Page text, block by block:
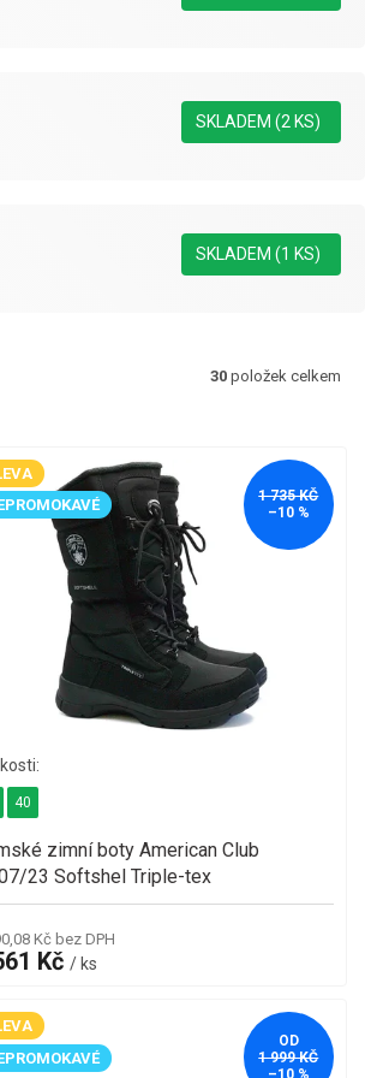
SKLADEM (2 KS)
SKLADEM (1 KS)
30 položek celkem
1 735 KČ
–10 %
zimní boty American Club
23 Softshel Triple-tex
Kč bez DPH
Kč / ks
40
OD
1 999 KČ
–10 %